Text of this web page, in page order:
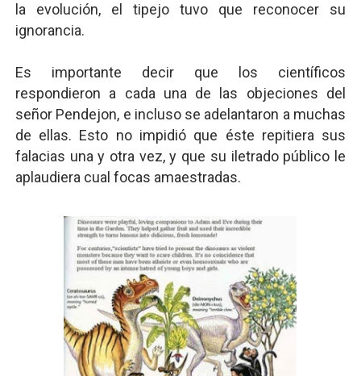
la evolución, el tipejo tuvo que reconocer su
ignorancia.
Es importante decir que los científicos
respondieron a cada una de las objeciones del
señor Pendejon, e incluso se adelantaron a muchas
de ellas. Esto no impidió que éste repitiera sus
falacias una y otra vez, y que su iletrado público le
aplaudiera cual focas amaestradas.